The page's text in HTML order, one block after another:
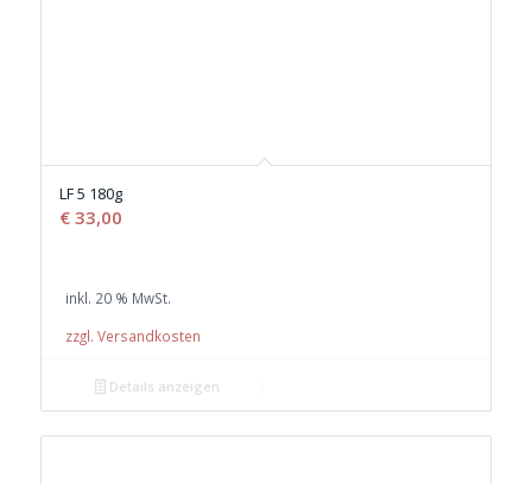
LF 5 180g
€33,00
inkl. 20 % MwSt.
zzgl. Versandkosten
Details anzeigen